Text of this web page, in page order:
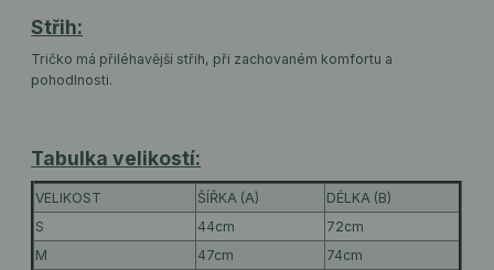
Střih:
Tričko má přiléhavější střih, při zachovaném komfortu a
pohodlnosti.
Tabulka velikostí:
VELIKOST ŠÍŘKA (A)
DÉLKA (B)
S
44cm
72cm
M
47cm
74cm